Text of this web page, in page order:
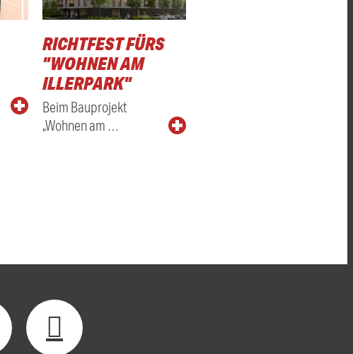
RICHTFEST FÜRS
"WOHNEN AM
ILLERPARK"
Beim Bauprojekt
„Wohnen am …